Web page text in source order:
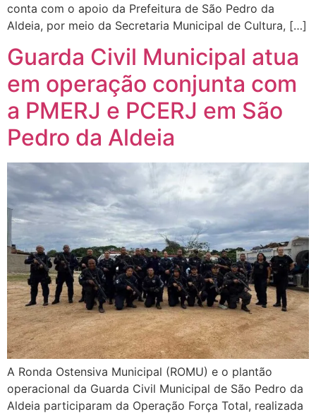
conta com o apoio da Prefeitura de São Pedro da
Aldeia, por meio da Secretaria Municipal de Cultura, […]
Guarda Civil Municipal atua
em operação conjunta com
a PMERJ e PCERJ em São
Pedro da Aldeia
A Ronda Ostensiva Municipal (ROMU) e o plantão
operacional da Guarda Civil Municipal de São Pedro da
Aldeia participaram da Operação Força Total, realizada